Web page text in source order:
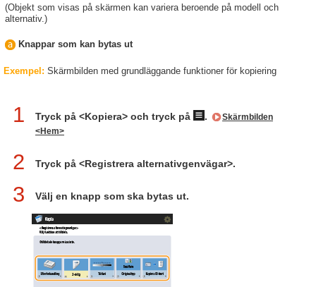
(Objekt som visas på skärmen kan variera beroende på modell och
alternativ.)
Knappar som kan bytas ut
Exempel : Skärmbilden med grundläggande funktioner för kopiering
1 Tryck på <Kopiera> och tryck på .
Skärmbilden
<Hem>
2 Tryck på <Registrera alternativgenvägar>.
3 Välj en knapp som ska bytas ut.